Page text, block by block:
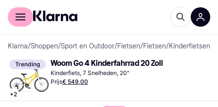
Voor shoppers
Klarna/Shoppen/Sport en Outdoor/Fietsen/Fietsen/Kinderfietsen
Trending
+2
Woom Go 4 Kinderfahrrad 20 Zoll
Kinderfiets, 7 Snelheden, 20"
Prijs€ 549,00